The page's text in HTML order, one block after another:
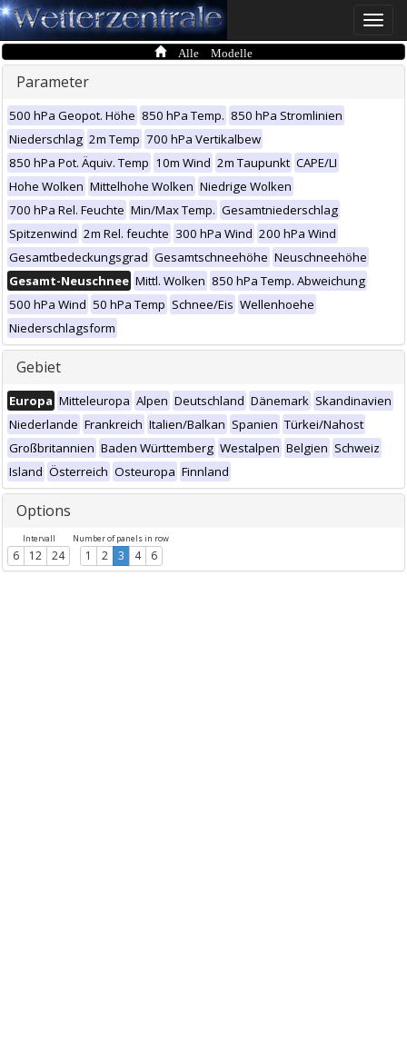
Toggle
Alle Modelle
Parameter
500 hPa Geopot. Höhe 850 hPa Temp. 850 hPa Stromlinien
Niederschlag 2m Temp 700 hPa Vertikalbew
850 hPa Pot. Äquiv. Temp 10m Wind 2m Taupunkt CAPE/LI
Hohe Wolken Mittelhohe Wolken Niedrige Wolken
700 hPa Rel. Feuchte Min/Max Temp. Gesamtniederschlag
Spitzenwind 2m Rel. feuchte 300 hPa Wind 200 hPa Wind
Gesamtbedeckungsgrad Gesamtschneehöhe Neuschneehöhe
Gesamt-Neuschnee Mittl. Wolken 850 hPa Temp. Abweichung
500 hPa Wind 50 hPa Temp Schnee/Eis Wellenhoehe
Niederschlagsform
Gebiet
Europa Mitteleuropa Alpen Deutschland Dänemark Skandinavien
Niederlande Frankreich Italien/Balkan Spanien Türkei/Nahost
Großbritannien Baden Württemberg Westalpen Belgien Schweiz
Island Österreich Osteuropa Finnland
Options
Intervall
6 12 24
Number of panels in row
1 2 3 4 6